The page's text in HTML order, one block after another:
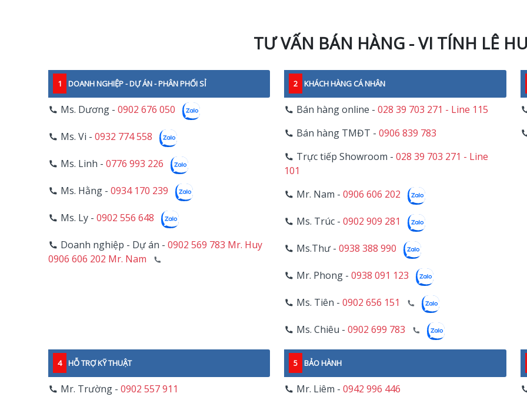
TƯ VẤN BÁN HÀNG - VI TÍNH LÊ
1 DOANH NGHIỆP - DỰ ÁN - PHÂN PHỐI SỈ
Ms. Dương - 0902 676 050
Ms. Vi - 0932 774 558
Ms. Linh - 0776 993 226
Ms. Hằng - 0934 170 239
Ms. Ly - 0902 556 648
Doanh nghiệp - Dự án - 0902 569 783 Mr. Huy
0906 606 202 Mr. Nam
2 KHÁCH HÀNG CÁ NHÂN
Bán hàng online -028 39 703 271 - Line 115
Bán hàng TMĐT -0906 839 783
Trực tiếp Showroom -028 39 703 271 - Line
101
Mr. Nam -0906 606 202
Ms. Trúc -0902 909 281
Ms.Thư -0938 388 990
Mr. Phong -0938 091 123
Ms. Tiên -0902 656 151
Ms. Chiêu -0902 699 783
4 HỖ TRỢ KỸ THUẬT
Mr. Trường - 0902 557 911
5 BẢO HÀNH
Mr. Liêm -0942 996 446